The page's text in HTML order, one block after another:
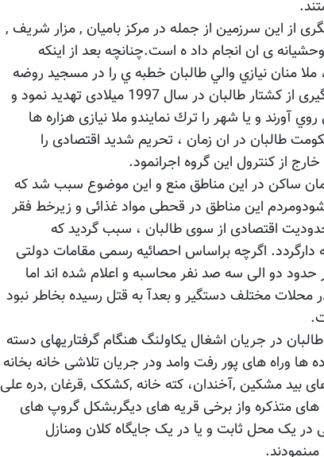
از این سرزمین از جمله در مرکز بامیان , مزار شریف ,
ی ان انجام داد ه است.چنانچه بعد از اينكه
منان نيازي والي طالبان خطبه ي را در مسجید روضه
ی شریف ايراد وهزاره ها را به خشونت وانتقام گیری از كشتار طالبان در سال 1997 میلادی تهديد نمود و
آورند و يا شهر را ترك نمایندو ملا نیازی هزاره ها
طالبان در ان زمان ، تحریم شدید اقتصادی را
از کنترول این گروه اجرانمود.
ساکن در این مناطق منع و این موضوع سبب شد که
این مناطق در قحطی مواد غذائی و زیرخط فقر
اقتصادی از سوی طالبان ، سبب گردید که
اگرچه براساس احصائیه رسمی مقامات دولتی
دو الی سه صد نفر محاسبه و اعلام شده اند اما
مختلف دستگیر و بعدآ به قتل رسیده بخاطر نبود
در جریان اشغال یکاولنگ هنگام گرفتاریهای دسته
ها وراه های پور رفت وامد ودر جریان تلاشی خانه بخانه
بید مشکین ,آخندان، کته خانه ,کشکک ,قرغان ,دره علی
های متذکره واز برخی قریه های دیگربشکل گروپ های
یک محل ثابت و یا در یک جایگاه کلان ومنازل